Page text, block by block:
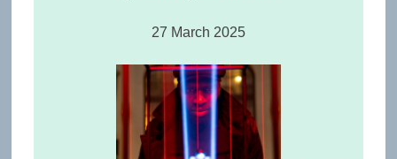
27 March 2025